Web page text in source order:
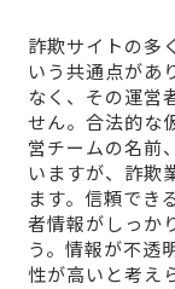
詐欺サイトの多
いう共通点が
なく、その運営
せん。合法的な
営チームの名前
いますが、詐欺
ます。信頼でき
者情報がしっか
う。情報が不透
性が高いと考え